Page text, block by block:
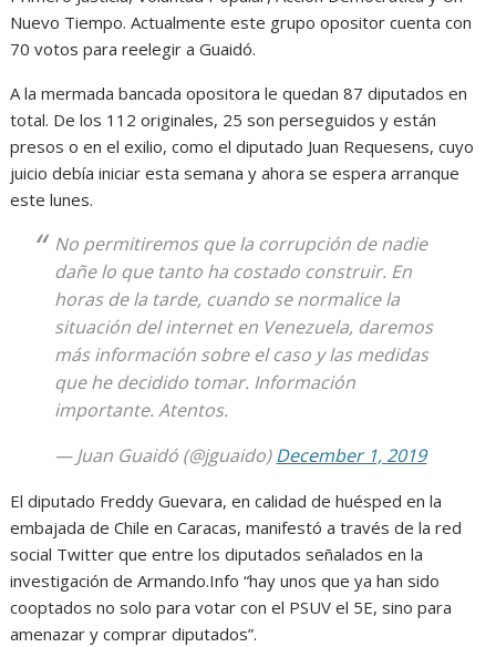
Nuevo Tiempo. Actualmente este grupo opositor cuenta con
70 votos para reelegir a Guaidó.
A la mermada bancada opositora le quedan 87 diputados en
total. De los 112 originales, 25 son perseguidos y están
presos o en el exilio, como el diputado Juan Requesens, cuyo
juicio debía iniciar esta semana y ahora se espera arranque
este lunes.
No permitiremos que la corrupción de nadie
dañe lo que tanto ha costado construir. En
horas de la tarde, cuando se normalice la
situación del internet en Venezuela, daremos
más información sobre el caso y las medidas
que he decidido tomar. Información
importante. Atentos.
— Juan Guaidó (@jguaido)December 1, 2019
El diputado Freddy Guevara, en calidad de huésped en la
embajada de Chile en Caracas, manifestó a través de la red
social Twitter que entre los diputados señalados en la
investigación de Armando.Info “hay unos que ya han sido
cooptados no solo para votar con el PSUV el 5E, sino para
amenazar y comprar diputados”.